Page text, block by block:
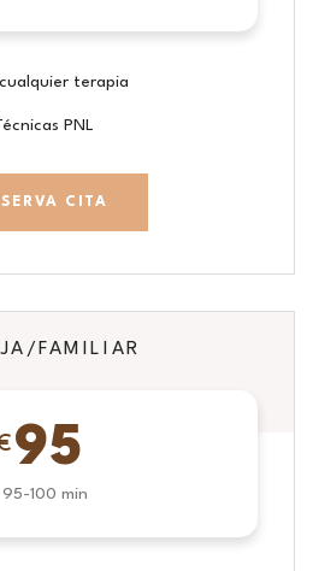
terapia
PNL
CITA
FAMILIAR
95
95-100 min